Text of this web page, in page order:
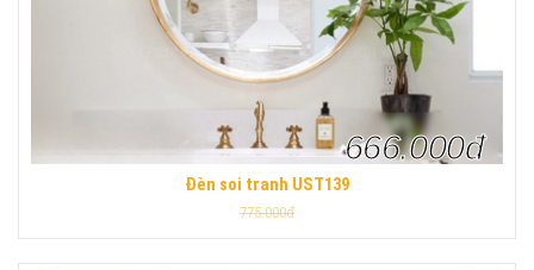
Đèn soi tranh UST139
666.000đ
775.000đ